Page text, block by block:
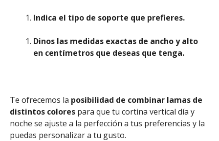
Indica el tipo de soporte que prefieres.
Dinos las medidas exactas de ancho y alto
en centímetros que deseas que tenga.
Te ofrecemos la posibilidad de combinar lamas de
distintos colores para que tu cortina vertical día y
noche se ajuste a la perfección a tus preferencias y la
puedas personalizar a tu gusto.